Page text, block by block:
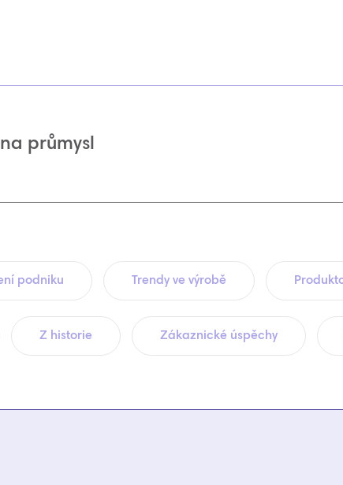
průmysl
podniku Trendy ve výrobě
Z historie Zákaznické úspěchy